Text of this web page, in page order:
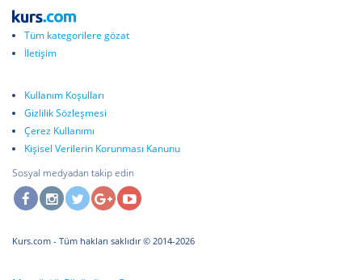
Tüm kategorilere gözat
İletişim
Kullanım Koşulları
Gizlilik Sözleşmesi
Çerez Kullanımı
Kişisel Verilerin Korunması Kanunu
Sosyal medyadan takip edin
Kurs.com - Tüm hakları saklıdır © 2014-2026